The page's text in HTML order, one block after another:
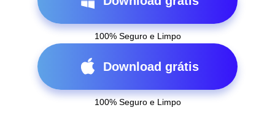
100% Seguro e Limpo
Download grátis
100% Seguro e Limpo